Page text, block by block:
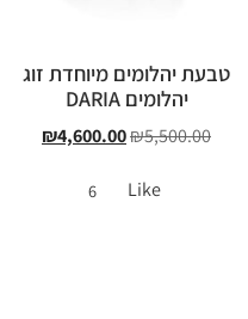
טבעת יהלומים מיוחדת זוג
יהלומים DARIA
₪5,500.00
₪4,600.00
Like
6